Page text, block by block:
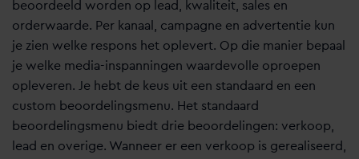
beoordeeld worden op lead, kwaliteit, sales en
orderwaarde. Per kanaal, campagne en advertentie kun
je zien welke respons het oplevert. Op die manier bepaal
je welke media-inspanningen waardevolle oproepen
opleveren. Je hebt de keus uit een standaard en een
custom beoordelingsmenu. Het standaard
beoordelingsmenu biedt drie beoordelingen: verkoop,
lead en overige. Wanneer er een verkoop is gerealiseerd,